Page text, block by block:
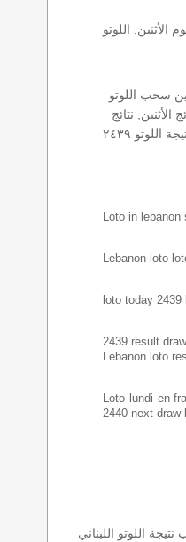
رقم السحب اللوتو اللبناني رقم السحب 2439, اللوتو اليوم اللوتو اليوم الأثنين, اللوتو
سحب اللوتو اللبناني الأثنين سحب اللوتو
اليوم, سحب اللوتو اللبناني للإصدار 2439, سحب اللوتو اليوم سحب زيد, سحب زيد لوتو في لبنان لوتو لوتو 2439, لوتو الأثنين 2026-08-10, نتائج الأثنين, نتائج
اللوتو نتائج اللوتو 2026-08-10, نتائج اللوتو الأثنين, نتائج اللوتو اللبناني نتائج اللوتو اللبناني الأثنين, نتائج اللوتو اللبناني اليوم نتائج سحب اللوتو اللبناني اليوم نتيجة ٢٤٣٩, نتيجة اللوتو نتيجة اللوتو ٢٤٣٩
Lebanon loto
loto today
2439 result
Lebanon loto
Loto lundi en
2440 next draw
نتيجة اللوتو اللبناني